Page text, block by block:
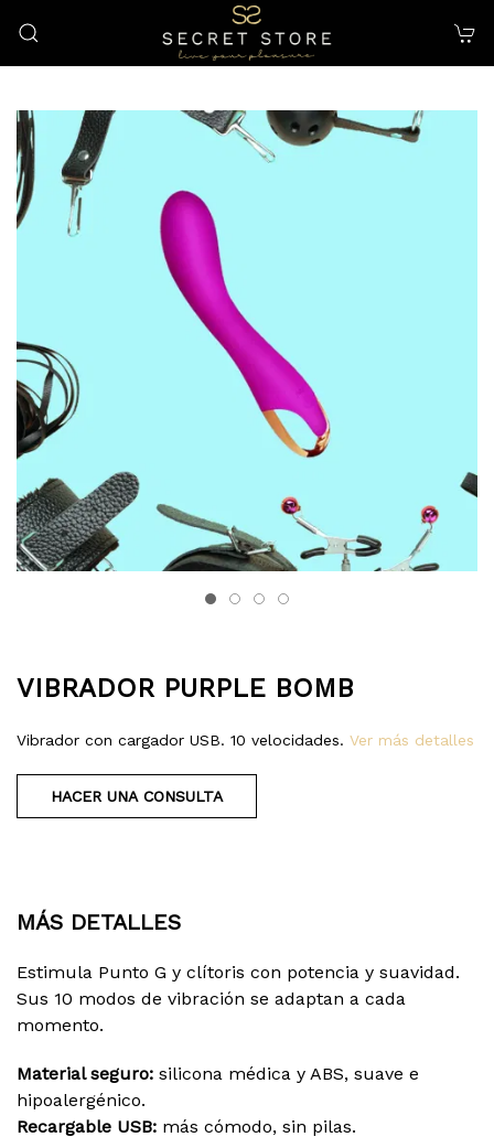
VIBRADOR PURPLE BOMB
Vibrador con cargador USB. 10 velocidades. Ver más detalles
HACER UNA CONSULTA
MÁS DETALLES
Estimula Punto G y clítoris con potencia y suavidad.
Sus 10 modos de vibración se adaptan a cada
momento.
Material seguro: silicona médica y ABS, suave e
hipoalergénico.
Recargable USB: más cómodo, sin pilas.